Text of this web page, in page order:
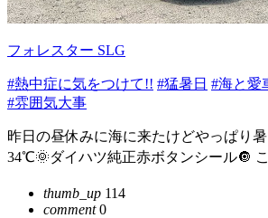
フォレスター SLG
#熱中症に気をつけて!! #猛暑日 #海と愛
#雰囲気大事
昨日の昼休みに海に来たけどやっぱり
34℃🌞ダイハツ純正赤ボタンシール🔘
thumb_up 114
comment0